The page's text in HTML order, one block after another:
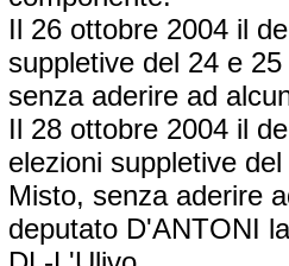
Il 26 ottobre 2004 il
suppletive del 24 e
senza aderire ad
Il 28 ottobre 2004 il
elezioni suppletive
Misto, senza aderire
deputato D'ANTONI